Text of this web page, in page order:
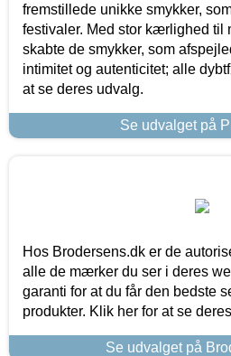
fremstillede unikke smykker,
festivaler. Med stor kærlighed til
skabte de smykker, som
intimitet og autenticitet; alle
at se deres udvalg.
Se udvalget på
Hos Brodersens.dk er de
alle de mærker du ser i deres
garanti for at du får den bedste
produkter. Klik her for at se
Se udvalget på